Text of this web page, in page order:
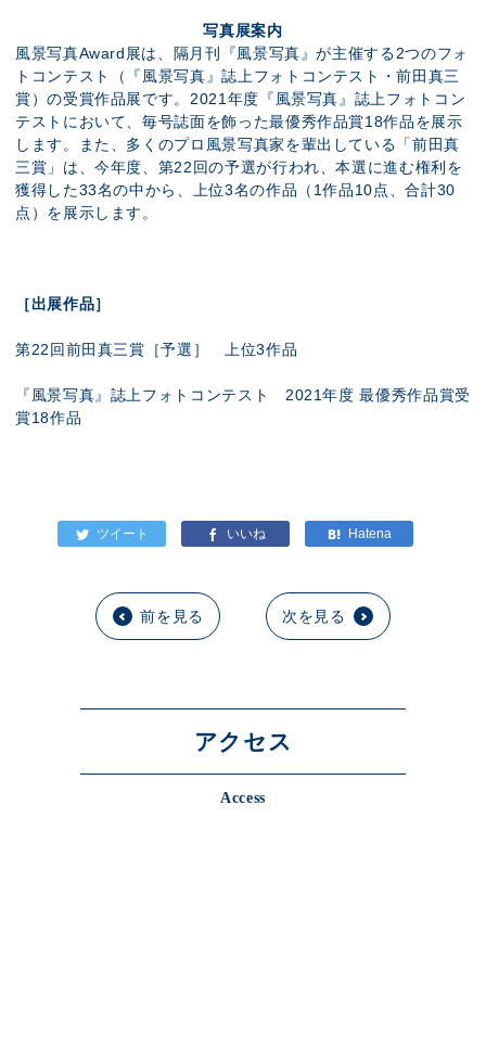
写真展案内
風景写真Award展は、隔月刊『風景写真』が主催する2つのフォ
トコンテスト（『風景写真』誌上フォトコンテスト・前田真三
賞）の受賞作品展です。2021年度『風景写真』誌上フォトコン
テストにおいて、毎号誌面を飾った最優秀作品賞18作品を展示
します。また、多くのプロ風景写真家を輩出している「前田真
三賞」は、今年度、第22回の予選が行われ、本選に進む権利を
獲得した33名の中から、上位3名の作品（1作品10点、合計30
点）を展示します。
［出展作品］
第22回前田真三賞［予選］ 上位3作品
『風景写真』誌上フォトコンテスト 2021年度 最優秀作品賞受
賞18作品
前を見る 次を見る
アクセス
Access